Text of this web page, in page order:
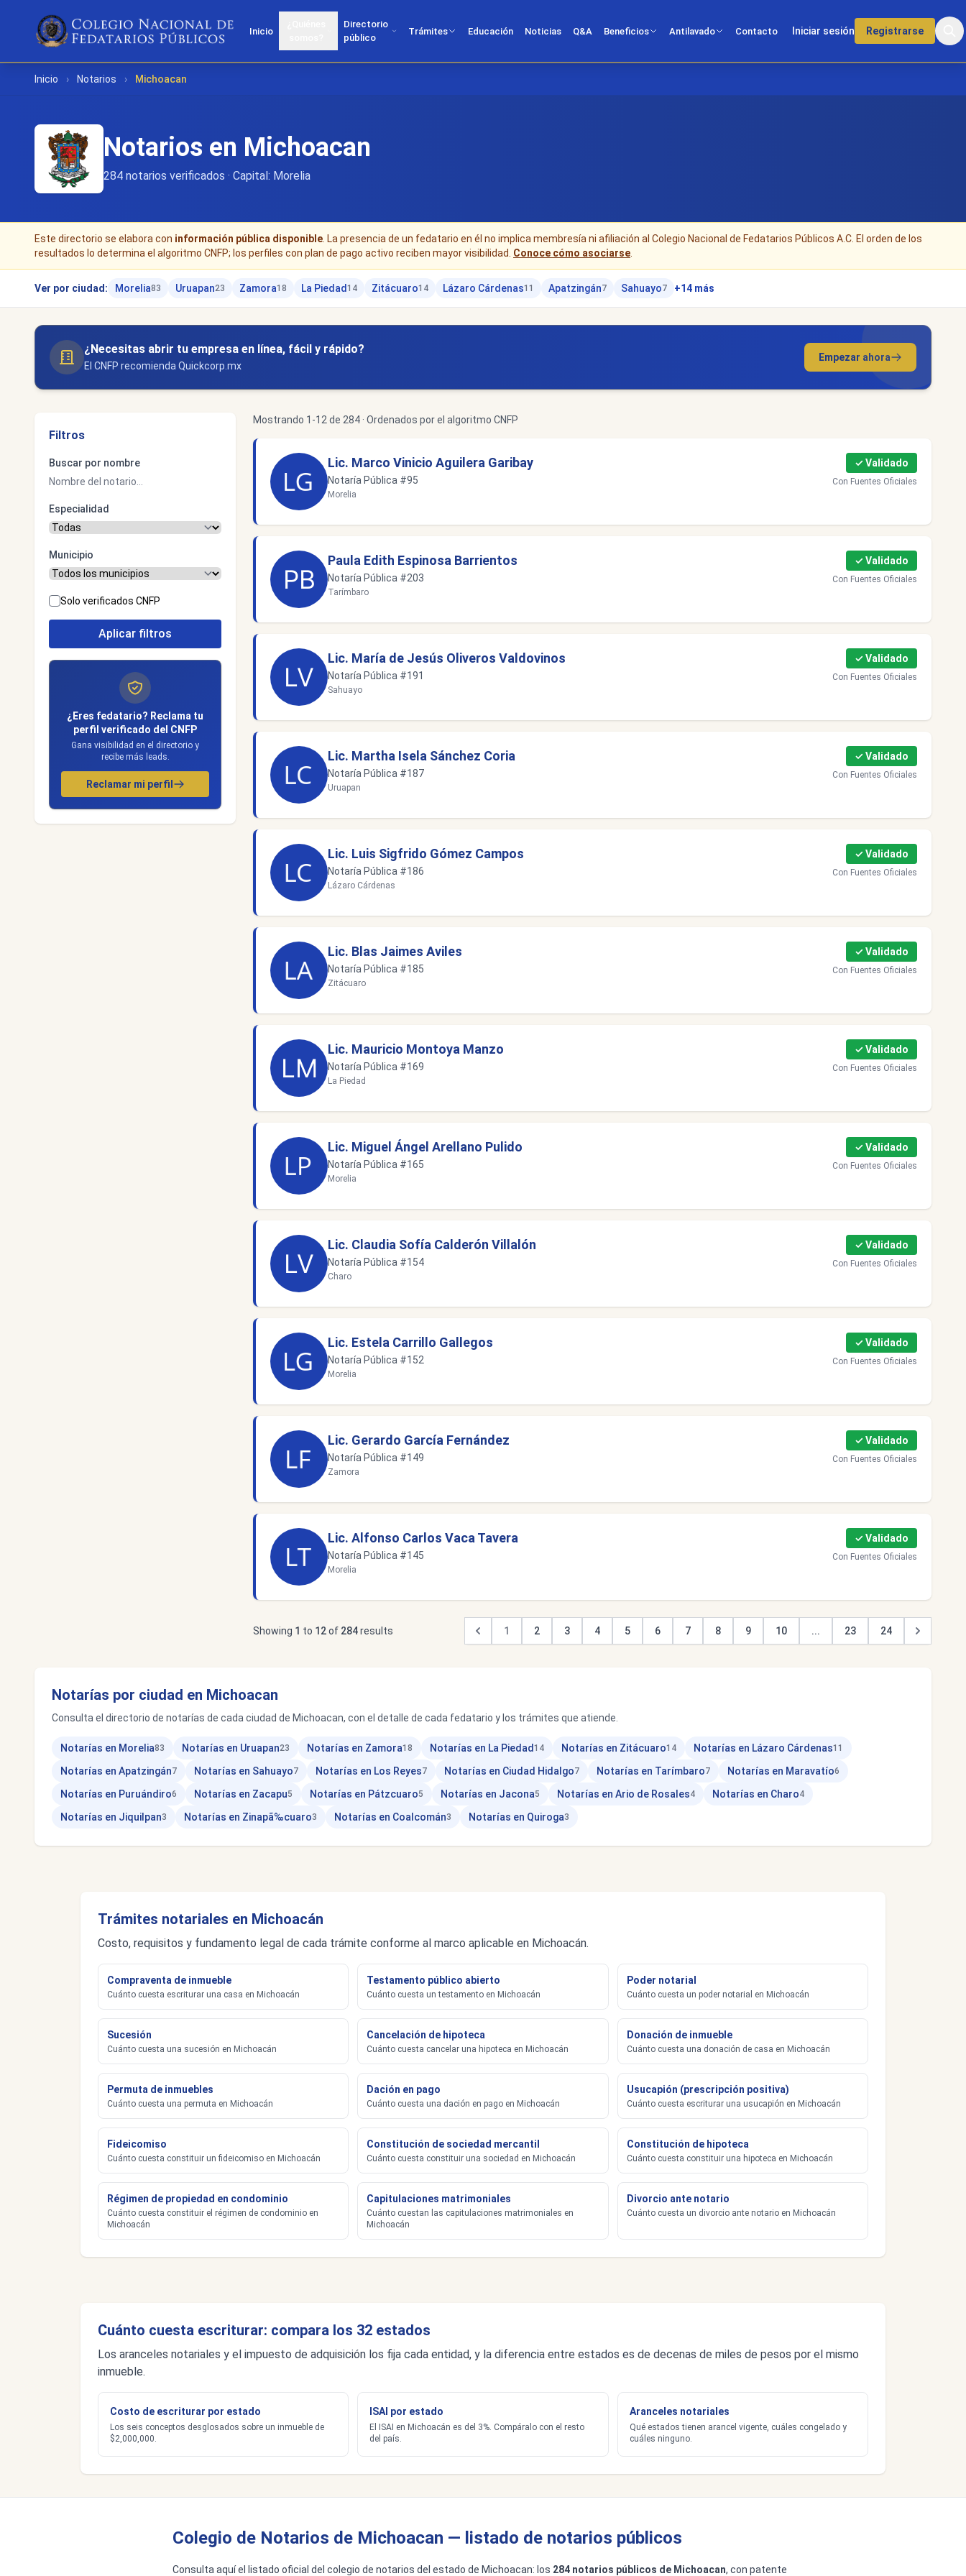
Inicio
Directorio
público
Trámites Educación Noticias Q&A Beneficios Antilavado Contacto Iniciar sesión Registrarse
Inicio › Notarios › Michoacan
Notarios en Michoacan
284 notarios verificados · Capital: Morelia
Este directorio se elabora con información pública disponible . La presencia de un fedatario en él no implica membresía ni afiliación al Colegio Nacional de Fedatarios Públicos A.C. El orden de los
resultados lo determina el algoritmo CNFP; los perfiles con plan de pago activo reciben mayor visibilidad. Conoce cómo asociarse
Ver por ciudad: Morelia83 Uruapan23 Zamora18 La Piedad 14 Zitácuaro14 Lázaro Cárdenas11 Apatzingán7 Sahuayo7 +14 más
¿Necesitas abrir tu empresa en línea, fácil y rápido?
El CNFP recomienda Quickcorp.mx
Empezar ahora
Filtros
Buscar por nombre
Especialidad
Municipio
Solo verificados CNFP
Aplicar filtros
¿Eres fedatario? Reclama tu
perfil verificado del CNFP
Gana visibilidad en el directorio y
recibe más leads.
Reclamar mi perfil
Mostrando 1-12 de 284 · Ordenados por el algoritmo CNFP
Lic. Marco Vinicio Aguilera Garibay
Notaría Pública #95
Morelia
✓ Validado
Con Fuentes Oficiales
Paula Edith Espinosa Barrientos
Notaría Pública #203
Tarímbaro
✓ Validado
Con Fuentes Oficiales
Lic. María de Jesús Oliveros Valdovinos
Notaría Pública #191
Sahuayo
✓ Validado
Con Fuentes Oficiales
Lic. Martha Isela Sánchez Coria
Notaría Pública #187
Uruapan
✓ Validado
Con Fuentes Oficiales
Lic. Luis Sigfrido Gómez Campos
Notaría Pública #186
Lázaro Cárdenas
✓ Validado
Con Fuentes Oficiales
Lic. Blas Jaimes Aviles
Notaría Pública #185
Zitácuaro
✓ Validado
Con Fuentes Oficiales
Lic. Mauricio Montoya Manzo
Notaría Pública #169
La Piedad
✓ Validado
Con Fuentes Oficiales
Lic. Miguel Ángel Arellano Pulido
Notaría Pública #165
Morelia
✓ Validado
Con Fuentes Oficiales
Lic. Claudia Sofía Calderón Villalón
Notaría Pública #154
Charo
✓ Validado
Con Fuentes Oficiales
Lic. Estela Carrillo Gallegos
Notaría Pública #152
Morelia
✓ Validado
Con Fuentes Oficiales
Lic. Gerardo García Fernández
Notaría Pública #149
Zamora
✓ Validado
Con Fuentes Oficiales
Lic. Alfonso Carlos Vaca Tavera
Notaría Pública #145
Morelia
✓ Validado
Con Fuentes Oficiales
Showing 1 to 12of 284results 1 2 3 4 5 6 7 8 9 10 ... 23 24
Notarías por ciudad en Michoacan
Consulta el directorio de notarías de cada ciudad de Michoacan, con el detalle de cada fedatario y los trámites que atiende.
Notarías en Morelia83 Notarías en Uruapan23 Notarías en Zamora18 Notarías en La Piedad 14 Notarías en Zitácuaro14 Notarías en Lázaro Cárdenas11
Notarías en Apatzingán7 Notarías en Sahuayo7 Notarías en Los Reyes7 Notarías en Ciudad Hidalgo7 Notarías en Tarímbaro7 Notarías en Maravatío6
Notarías en Puruándiro6 Notarías en Zacapu5 Notarías en Pátzcuaro5 Notarías en Jacona5 Notarías en Ario de Rosales4 Notarías en Charo4
Notarías en Jiquilpan3 Notarías en Zinapã‰cuaro3 Notarías en Coalcomán3 Notarías en Quiroga3
Trámites notariales en Michoacán
Costo, requisitos y fundamento legal de cada trámite conforme al marco aplicable en Michoacán.
Compraventa de inmueble
Cuánto cuesta escriturar una casa en Michoacán
Testamento público abierto
Cuánto cuesta un testamento en Michoacán
Poder notarial
Cuánto cuesta un poder notarial en Michoacán
Sucesión
Cuánto cuesta una sucesión en Michoacán
Cancelación de hipoteca
Cuánto cuesta cancelar una hipoteca en Michoacán
Donación de inmueble
Cuánto cuesta una donación de casa en Michoacán
Permuta de inmuebles
Cuánto cuesta una permuta en Michoacán
Dación en pago
Cuánto cuesta una dación en pago en Michoacán
Usucapión (prescripción positiva)
Cuánto cuesta escriturar una usucapión en Michoacán
Fideicomiso
Cuánto cuesta constituir un fideicomiso en Michoacán
Constitución de sociedad mercantil
Cuánto cuesta constituir una sociedad en Michoacán
Constitución de hipoteca
Cuánto cuesta constituir una hipoteca en Michoacán
Régimen de propiedad en condominio
Cuánto cuesta constituir el régimen de condominio en
Michoacán
Capitulaciones matrimoniales
Cuánto cuestan las capitulaciones matrimoniales en
Michoacán
Divorcio ante notario
Cuánto cuesta un divorcio ante notario en Michoacán
Cuánto cuesta escriturar: compara los 32 estados
Los aranceles notariales y el impuesto de adquisición los fija cada entidad, y la diferencia entre estados es de decenas de miles de pesos por el mismo
inmueble.
Costo de escriturar por estado
Los seis conceptos desglosados sobre un inmueble de
$2,000,000.
ISAI por estado
El ISAI en Michoacán es del 3%. Compáralo con el resto
del país.
Aranceles notariales
Qué estados tienen arancel vigente, cuáles congelado y
cuáles ninguno.
Colegio de Notarios de Michoacan — listado de notarios públicos
Consulta aquí el listado oficial del colegio de notarios del estado de Michoacan: los 284 notarios públicos de Michoacan, con patente